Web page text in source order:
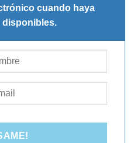
cuando haya
disponibles.